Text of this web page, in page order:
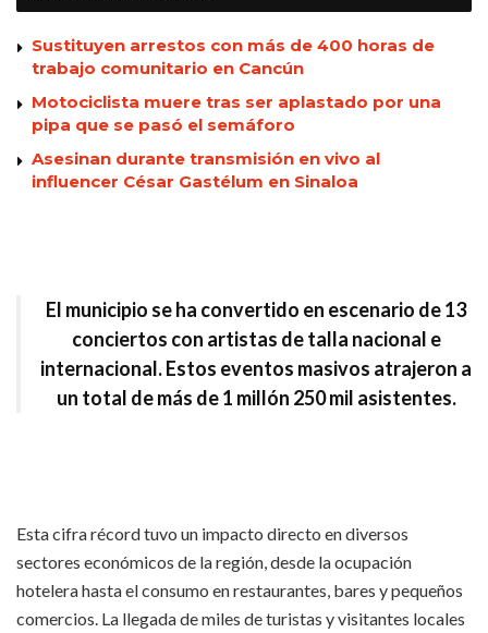
Sustituyen arrestos con más de 400 horas de
trabajo comunitario en Cancún
Motociclista muere tras ser aplastado por una
pipa que se pasó el semáforo
Asesinan durante transmisión en vivo al
influencer César Gastélum en Sinaloa
El municipio se ha convertido en escenario de 13
conciertos con artistas de talla nacional e
internacional. Estos eventos masivos atrajeron a
un total de más de1 millón 250 mil asistentes.
Esta cifra récord tuvo un impacto directo en diversos
sectores económicos de la región, desde la ocupación
hotelera hasta el consumo en restaurantes, bares y pequeños
comercios. La llegada de miles de turistas y visitantes locales